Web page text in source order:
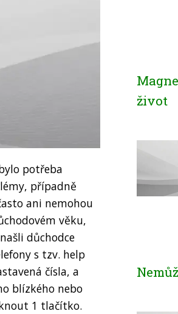
potřeba
případně
ani nemohou
věku,
důchodce
s tzv. help
čísla, a
blízkého nebo
1 tlačítko.
život